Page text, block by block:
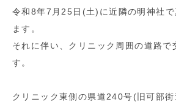
令和8年7月25日(土)に近隣の明神社
ます。
それに伴い、クリニック周囲の道路で
す。
クリニック東側の県道240号(旧可部